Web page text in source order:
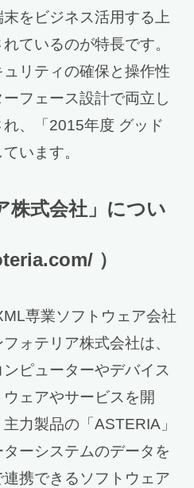
をビジネス活用する上
ているのが特長です。
リティの確保と操作性
フェース設計で両立し
、「2015年度 グッド
います。
株式会社」につい
）
専業ソフトウェア会社
ォテリア株式会社は、
ピューターやデバイス
ェアやサービスを開
力製品の「ASTERIA」
ーシステムのデータを
携できるソフトウェア